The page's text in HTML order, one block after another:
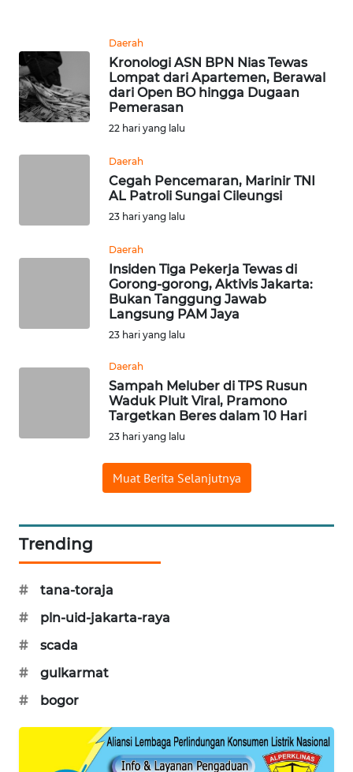
Daerah
Kronologi ASN BPN Nias Tewas
Lompat dari Apartemen, Berawal
dari Open BO hingga Dugaan
Pemerasan
22 hari yang lalu
Daerah
Cegah Pencemaran, Marinir TNI
AL Patroli Sungai Cileungsi
23 hari yang lalu
Daerah
Insiden Tiga Pekerja Tewas di
Gorong-gorong, Aktivis Jakarta:
Bukan Tanggung Jawab
Langsung PAM Jaya
23 hari yang lalu
Daerah
Sampah Meluber di TPS Rusun
Waduk Pluit Viral, Pramono
Targetkan Beres dalam 10 Hari
23 hari yang lalu
Muat Berita Selanjutnya
Trending
#
tana-toraja
#
pln-uid-jakarta-raya
#
scada
#
gulkarmat
#
bogor
WAHANA
LISTRIK
TRAVEL
WAHANANEWS
CO ID
WAHANANEWS
WAHANA
SELEB
PERSONA
OTOMOTIF